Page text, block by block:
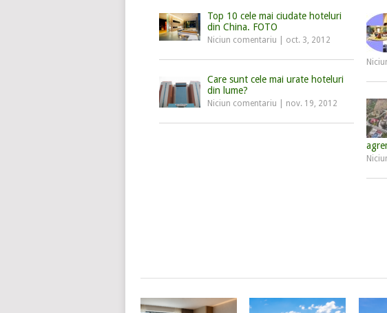
Top 10 cele mai ciudate hoteluri
din China. FOTO
Niciun comentariu oct. 3, 2012
Care sunt cele mai urate hoteluri
din lume?
Niciun comentariu nov. 19, 2012